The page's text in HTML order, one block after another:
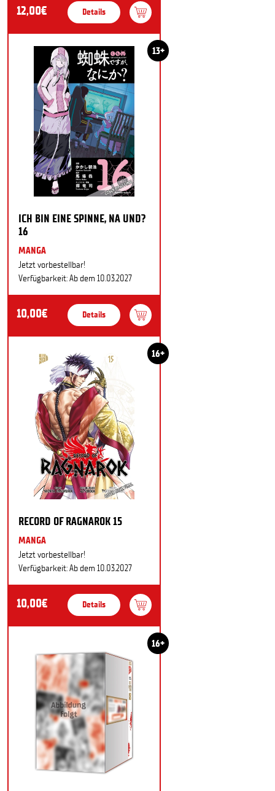
12,00€ Details
13+
ICH BIN EINE SPINNE, NA UND?
16
MANGA
Jetzt vorbestellbar!
Verfügbarkeit: Ab dem 10.03.2027
10,00€ Details
16+
RECORD OF RAGNAROK 15
MANGA
Jetzt vorbestellbar!
Verfügbarkeit: Ab dem 10.03.2027
10,00€ Details
16+